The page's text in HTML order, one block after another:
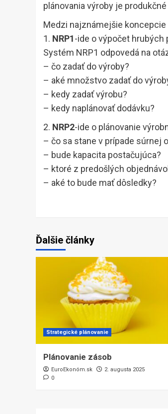
plánovania výroby je
Medzi najznámejšie
1. NRP1-ide o výpočet hrubých
Systém NRP1 odpovedá na
– čo zadať do výroby?
– aké množstvo zadať do
– kedy zadať výrobu?
– kedy naplánovať dodávku?
2. NRP2-ide o plánovanie
– čo sa stane v prípade súrnej
– bude kapacita postačujúca?
– ktoré z predošlých
– aké to bude mať dôsledky?
Ďalšie články
Strategické plánovanie
Plánovanie zásob
EuroEkonóm.sk
2. augusta 2025
0